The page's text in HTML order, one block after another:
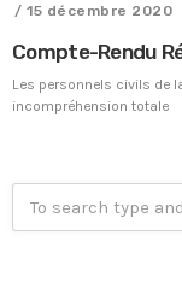
/ 15 décembre 2020
Compte-Rendu
Les personnels civils de
incompréhension totale